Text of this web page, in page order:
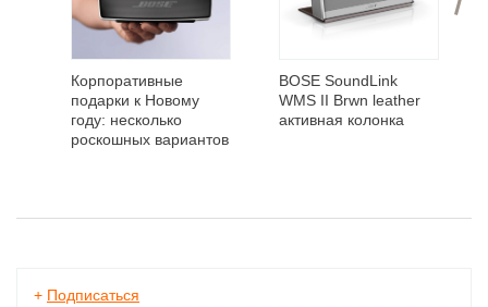
Корпоративные
подарки к Новому
году: несколько
роскошных вариантов
BOSE SoundLink
WMS II Brwn leather
активная колонка
+ Подписаться